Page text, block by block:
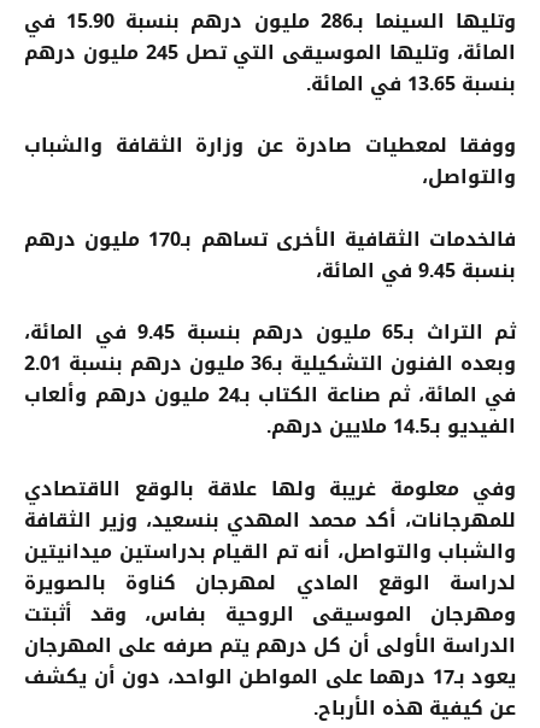
وتليها السينما بـ286 مليون درهم بنسبة 15.90 في
المائة، وتليها الموسيقى التي تصل 245 مليون درهم
بنسبة 13.65 في المائة.
ووفقا لمعطيات صادرة عن وزارة الثقافة والشباب
والتواصل،
فالخدمات الثقافية الأخرى تساهم بـ170 مليون درهم
بنسبة 9.45 في المائة،
ثم التراث بـ65 مليون درهم بنسبة 9.45 في المائة،
وبعده الفنون التشكيلية بـ36 مليون درهم بنسبة 2.01
في المائة، ثم صناعة الكتاب بـ24 مليون درهم وألعاب
الفيديو بـ14.5 ملايين درهم.
وفي معلومة غريبة ولها علاقة بالوقع الاقتصادي
للمهرجانات، أكد محمد المهدي بنسعيد، وزير الثقافة
والشباب والتواصل، أنه تم القيام بدراستين ميدانيتين
لدراسة الوقع المادي لمهرجان كناوة بالصويرة
ومهرجان الموسيقى الروحية بفاس، وقد أثبتت
الدراسة الأولى أن كل درهم يتم صرفه على المهرجان
يعود بـ17 درهما على المواطن الواحد، دون أن يكشف
عن كيفية هذه الأرباح.